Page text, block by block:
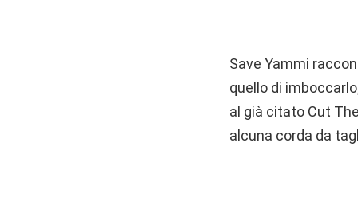
Save Yammi
quello di
al già citato Cut
alcuna corda da